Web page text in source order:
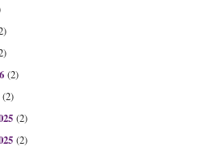
(2)
(2)
(2)
(2)